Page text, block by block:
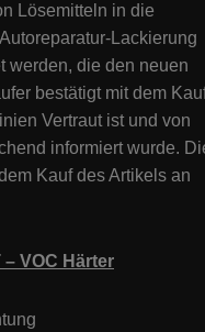
Lösemitteln in die
Lackierung
werden, die den neuen
bestätigt mit dem
Vertraut ist und von
informiert wurde.
Kauf des Artikels an
VOC Härter